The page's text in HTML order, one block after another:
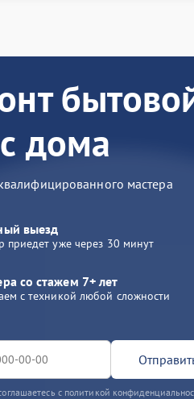
дома
мастера
выезд
приедет уже через 30 минут
со стажем 7+ лет
с техникой любой сложности
с политикой